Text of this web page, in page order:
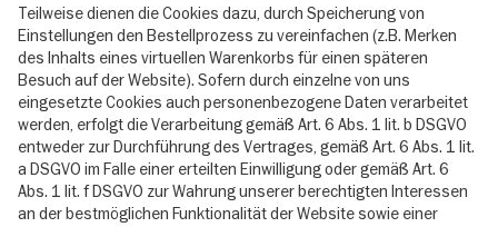
Teilweise dienen die Cookies dazu, durch Speicherung von
Einstellungen den Bestellprozess zu vereinfachen (z.B. Merken
des Inhalts eines virtuellen Warenkorbs für einen späteren
Besuch auf der Website). Sofern durch einzelne von uns
eingesetzte Cookies auch personenbezogene Daten verarbeitet
werden, erfolgt die Verarbeitung gemäß Art. 6 Abs. 1 lit. b DSGVO
entweder zur Durchführung des Vertrages, gemäß Art. 6 Abs. 1 lit.
a DSGVO im Falle einer erteilten Einwilligung oder gemäß Art. 6
Abs. 1 lit. f DSGVO zur Wahrung unserer berechtigten Interessen
an der bestmöglichen Funktionalität der Website sowie einer